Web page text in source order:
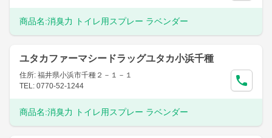
商品名:消臭力 トイレ用スプレー ラベンダー
ユタカファーマシードラッグユタカ小浜千種
住所: 福井県小浜市千種２－１－１
TEL: 0770-52-1244
商品名:消臭力 トイレ用スプレー ラベンダー